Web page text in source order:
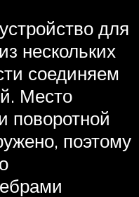
для
нескольких
соединяем
Место
поворотной
поэтому